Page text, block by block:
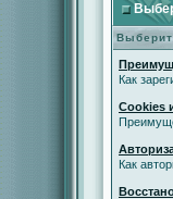
Как
Cookies
Как